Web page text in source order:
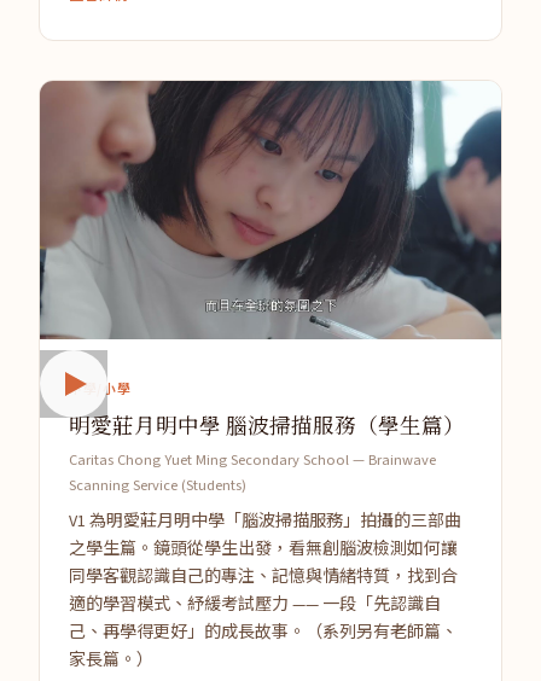
中學/小學
明愛莊月明中學 腦波掃描服務（學生篇）
Caritas Chong Yuet Ming Secondary School — Brainwave
Scanning Service (Students)
V1 為明愛莊月明中學「腦波掃描服務」拍攝的三部曲
之學生篇。鏡頭從學生出發，看無創腦波檢測如何讓
同學客觀認識自己的專注、記憶與情緒特質，找到合
適的學習模式、紓緩考試壓力 —— 一段「先認識自
己、再學得更好」的成長故事。（系列另有老師篇、
家長篇。）